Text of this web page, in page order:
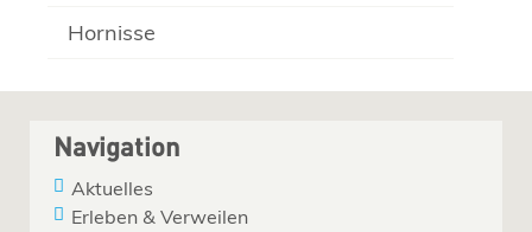
Hornisse
Navigation
Aktuelles
Erleben & Verweilen